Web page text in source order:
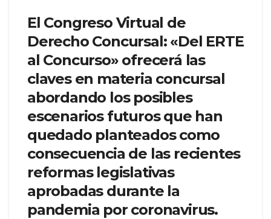
El Congreso Virtual de
Derecho Concursal: «Del ERTE
al Concurso» ofrecerá las
claves en materia concursal
abordando los posibles
escenarios futuros que han
quedado planteados como
consecuencia de las recientes
reformas legislativas
aprobadas durante la
pandemia por coronavirus.